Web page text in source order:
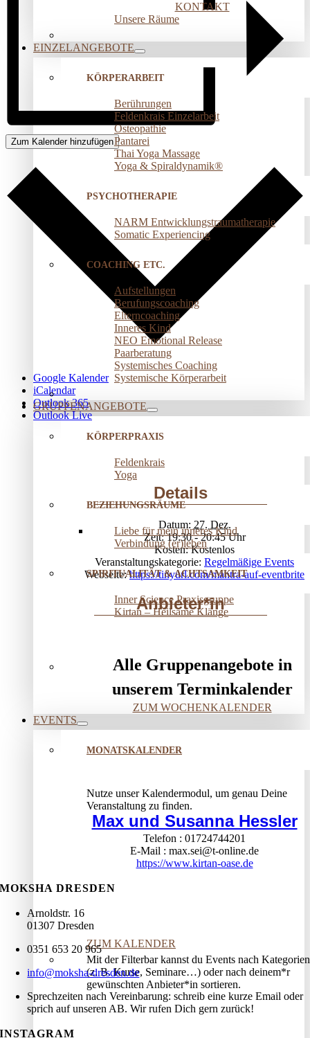
KONTAKT
Unsere Räume
EINZELANGEBOTE
KÖRPERARBEIT
Berührungen
Feldenkrais Einzelarbeit
Osteopathie
Pantarei
Thai Yoga Massage
Yoga & Spiraldynamik®
PSYCHOTHERAPIE
NARM Entwicklungstraumatherapie
Somatic Experiencing
COACHING ETC.
Aufstellungen
Berufungscoaching
Elterncoaching
Inneres Kind
NEO Emotional Release
Paarberatung
Systemisches Coaching
Systemische Körperarbeit
GRUPPENANGEBOTE
KÖRPERPRAXIS
Feldenkrais
Yoga
BEZIEHUNGSRÄUME
Liebe für mein inneres Kind
Verbindung (er)leben
SPIRITUALITÄT & ACHTSAMKEIT
Inner Science Praxisgruppe
Kirtan – Heilsame Klänge
Alle Gruppenangebote in
unserem Terminkalender
ZUM WOCHENKALENDER
EVENTS
MONATSKALENDER
Nutze unser Kalendermodul, um genau Deine
Veranstaltung zu finden.
ZUM KALENDER
Mit der Filterbar kannst du Events nach Kategorien
(z. B. Kurse, Seminare…) oder nach deinem*r
gewünschten Anbieter*in sortieren.
Zum Kalender hinzufügen
Google Kalender
iCalendar
Outlook 365
Outlook Live
Details
Datum: 27. Dez.
Zeit: 19:30 - 20:45
Kosten: Kostenlos
Veranstaltungskategorie: Regelmäßige Events
Webseite: https://tinyurl.com/mantra-auf-eventbrite
Anbieter*in
Max und Susanna Hessler
Telefon
01724744201
E-Mail
max.sei@t-online.de
https://www.kirtan-oase.de
MOKSHA DRESDEN
Arnoldstr. 16
01307 Dresden
0351 653 20 965
info@moksha-dresden.de
Sprechzeiten nach Vereinbarung: schreib eine kurze Email oder
sprich auf unseren AB. Wir rufen Dich gern zurück!
INSTAGRAM